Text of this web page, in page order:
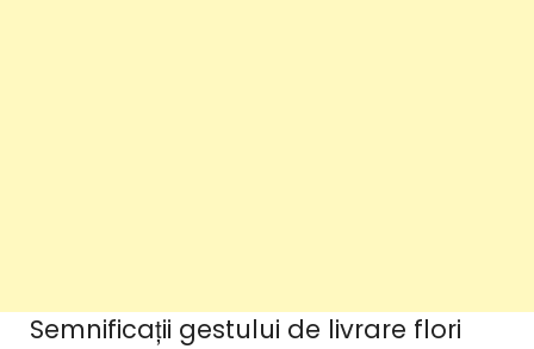
Semnificații gestului de livrare flori